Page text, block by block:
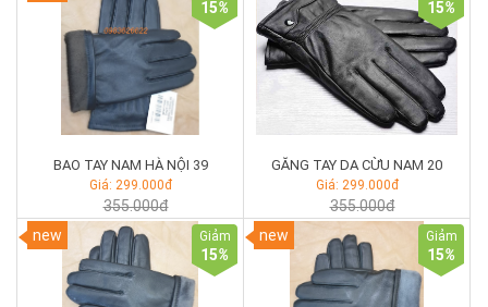
15%
BAO TAY NAM HÀ NỘI 39
Giá: 299.000đ
355.000đ
15%
GĂNG TAY DA CỪU NAM 20
Giá: 299.000đ
355.000đ
new
Giảm
15%
new Giảm
15%